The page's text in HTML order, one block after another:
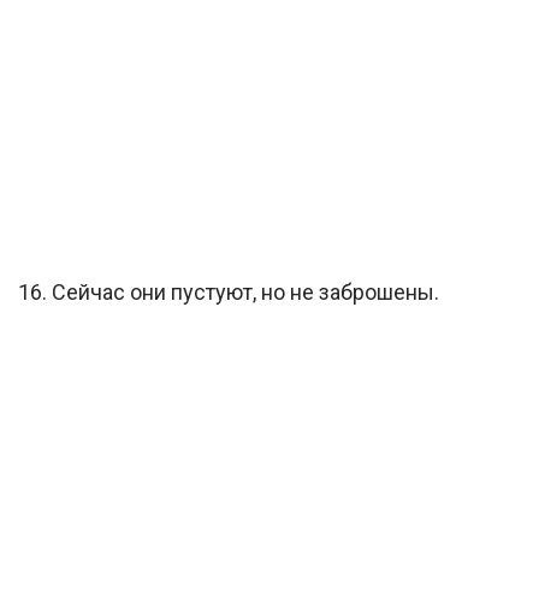
16. Сейчас они пустуют, но не заброшены.